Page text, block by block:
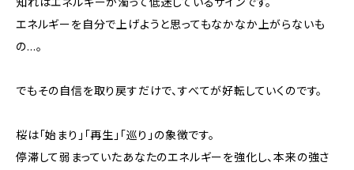
エネルギーを自分で上げようと思ってもなかなか上がらないも
の…。
でもその自信を取り戻すだけで、すべてが好転していくのです。
桜は「始まり」「再生」「巡り」の象徴です。
停滞して弱まっていたあなたのエネルギーを強化し、本来の強さ